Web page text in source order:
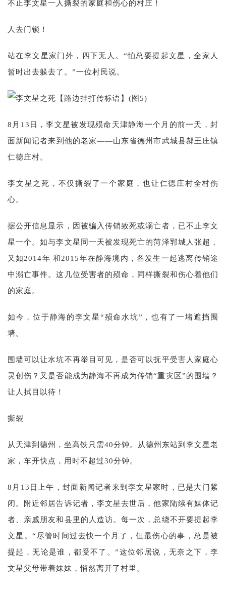
不止李文星一人撕裂的家庭和伤心的村庄！
人去门锁！
站在李文星家门外，四下无人。“怕总要提起文星，全家人
暂时出去躲去了。”一位村民说。
8月13日，李文星被发现殒命天津静海一个月的前一天，封
面新闻记者来到他的老家——山东省德州市武城县郝王庄镇
仁德庄村。
李文星之死，不仅撕裂了一个家庭，也让仁德庄村全村伤
心。
据公开信息显示，因被骗入传销致死或溺亡者，已不止李文
星一个。如与李文星同一天被发现死亡的菏泽郓城人张超，
又如2014年 和2015年在静海境内，各发生一起逃离传销途
中溺亡事件。这几位受害者的殒命，同样撕裂和伤心着他们
的家庭。
如今，位于静海的李文星“殒命水坑”，也有了一堵遮挡围
墙。
围墙可以让水坑不再举目可见，是否可以抚平受害人家庭心
灵创伤？又是否能成为静海不再成为传销“重灾区”的围墙？
让人拭目以待！
撕裂
从天津到德州，坐高铁只需40分钟。从德州东站到李文星老
家，车开快点，用时不超过30分钟。
8月13日上午，封面新闻记者来到李文星家时，已是大门紧
闭。附近邻居告诉记者，李文星去世后，他家陆续有媒体记
者、亲戚朋友和县里的人造访。每一次，总绕不开要提起李
文星。“尽管时间过去快一个月了，但最伤心的事，总是被
提起，无论是谁，都受不了。”这位邻居说，无奈之下，李
文星父母带着妹妹，悄然离开了村里。